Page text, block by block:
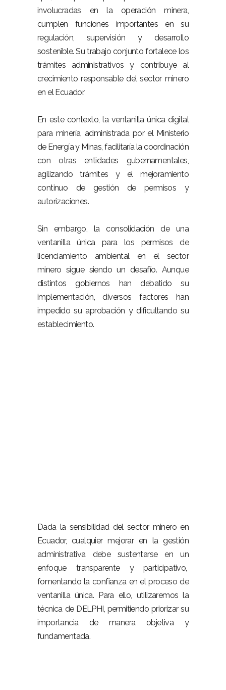
involucradas en la operación minera,
cumplen funciones importantes en su
regulación, supervisión y desarrollo
sostenible. Su trabajo conjunto fortalece los
trámites administrativos y contribuye al
crecimiento responsable del sector minero
en el Ecuador.
En este contexto, la ventanilla única digital
para minería, administrada por el Ministerio
de Energía y Minas, facilitaría la coordinación
con otras entidades gubernamentales,
agilizando trámites y el mejoramiento
continuo de gestión de permisos y
autorizaciones.
Sin embargo, la consolidación de una
ventanilla única para los permisos de
licenciamiento ambiental en el sector
minero sigue siendo un desafío. Aunque
distintos gobiernos han debatido su
implementación, diversos factores han
impedido su aprobación y dificultando su
establecimiento.
Dada la sensibilidad del sector minero en
Ecuador, cualquier mejorar en la gestión
administrativa debe sustentarse en un
enfoque transparente y participativo,
fomentando la confianza en el proceso de
ventanilla única. Para ello, utilizaremos la
técnica de DELPHI, permitiendo priorizar su
importancia de manera objetiva y
fundamentada.